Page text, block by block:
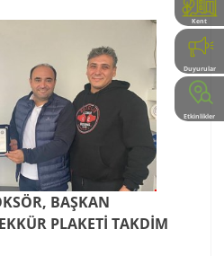
Kent
Rehberi
Duyurular
Etkinlikler
BAŞKAN
PLAKETİ TAKDİM